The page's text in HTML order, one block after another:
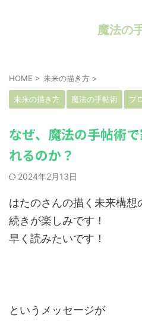
魔法の
HOME > 未来の描き方 >
未来の描き方 魔法の手帖術 ブ
なぜ、魔法の手帖術
れるのか？
2024年2月13日
はたのさんの描く未来構想
続きが楽しみです！
早く読みたいです！
というメッセージが